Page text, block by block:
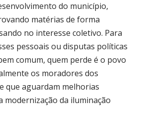
do município,
matérias de forma
no interesse coletivo. Para
pessoais ou disputas políticas
comum, quem perde é o povo
os moradores dos
que aguardam melhorias
modernização da iluminação